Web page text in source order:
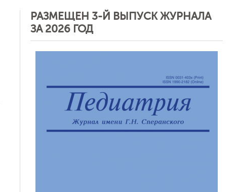
РАЗМЕЩЕН 3-Й ВЫПУСК ЖУРНАЛА
ЗА 2026 ГОД